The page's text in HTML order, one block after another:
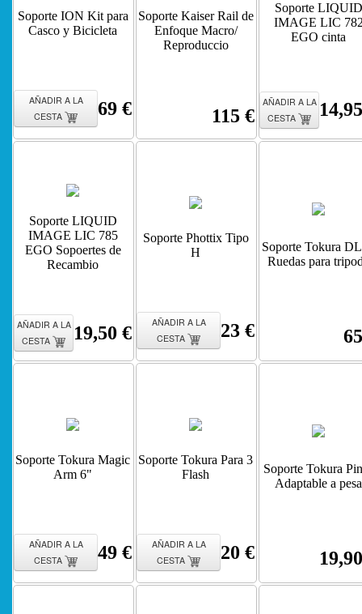
Soporte ION Kit para
Casco y Bicicleta
AÑADIR A LA
CESTA
69 €
Soporte Kaiser Rail de
Enfoque Macro/
Reproduccio
115 €
Soporte LIQUID
IMAGE LIC
EGO cinta
AÑADIR A LA
CESTA
Soporte LIQUID
IMAGE LIC 785
EGO Sopoertes de
Recambio
AÑADIR A LA
CESTA
19,50 €
Soporte Phottix Tipo
H
AÑADIR A LA
CESTA
23 €
Soporte Tokura
Ruedas para
Soporte Tokura Magic
Arm 6"
AÑADIR A LA
CESTA
49 €
Soporte Tokura Para 3
Flash
AÑADIR A LA
CESTA
20 €
Soporte Tokura
Adaptable a pesa